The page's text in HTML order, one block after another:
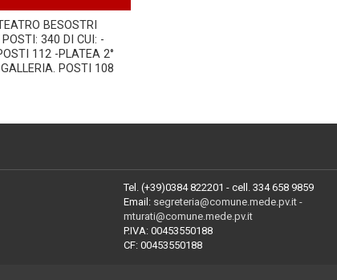
BESOSTRI
340 DI CUI: -
112 -PLATEA 2°
POSTI 108
Tel. (+39)0384 822201 - cell. 334 658 9859
Email: segreteria@comune.mede.pv.it -
mturati@comune.mede.pv.it
P.IVA: 00453550188
CF: 00453550188